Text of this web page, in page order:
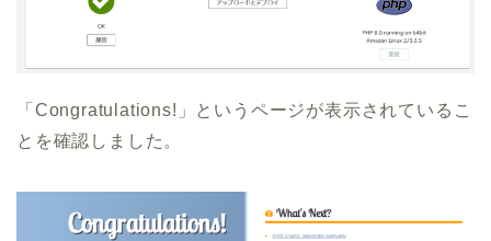
「Congratulations!」というページが表示されているこ
とを確認しました。